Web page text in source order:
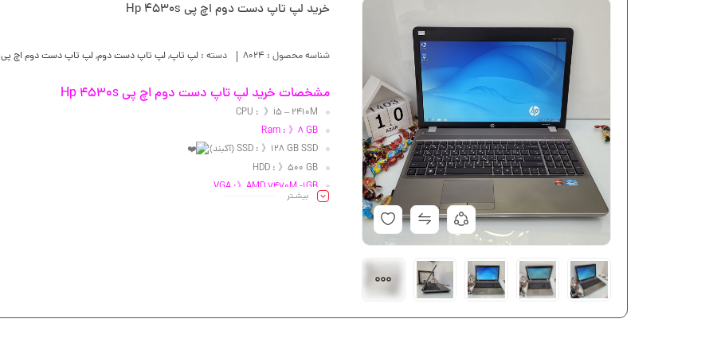
خرید لپ تاپ دست دوم اچ پی Hp 4530s
شناسه محصول : 8024 دسته : لپ تاپ,لپ تاپ دست دوم,لپ تاپ دست دوم اچ پی
مشخصات خرید لپ تاپ دست دوم اچ پی Hp 4530s
CPU : 》i5 – 2410M
Ram : 》8 GB
SSD : 》128 GB SSD (آکبند)
HDD : 》500 GB
VGA :》AMD 7470M -1GB
Led : 》15.6″
بیشـتر